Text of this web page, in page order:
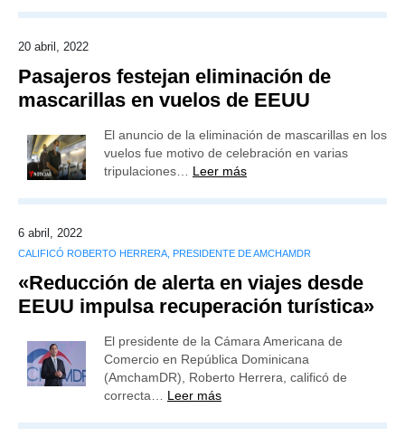
20 abril, 2022
Pasajeros festejan eliminación de
mascarillas en vuelos de EEUU
El anuncio de la eliminación de mascarillas en los
vuelos fue motivo de celebración en varias
tripulaciones… Leer más
6 abril, 2022
CALIFICÓ ROBERTO HERRERA, PRESIDENTE DE AMCHAMDR
«Reducción de alerta en viajes desde
EEUU impulsa recuperación turística»
El presidente de la Cámara Americana de
Comercio en República Dominicana
(AmchamDR), Roberto Herrera, calificó de
correcta… Leer más